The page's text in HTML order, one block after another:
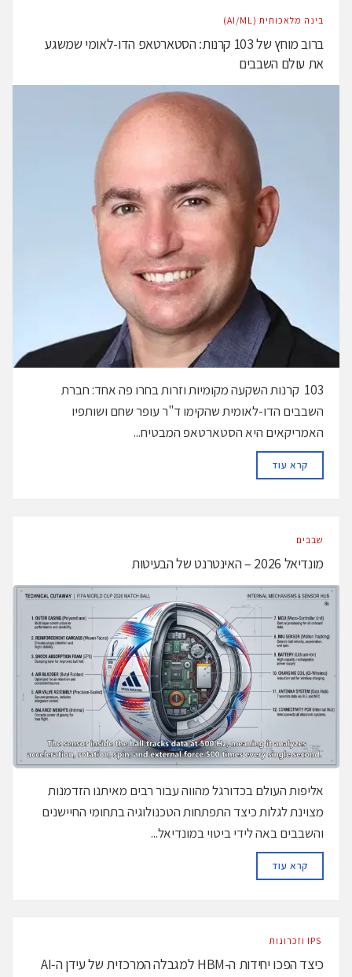
בינה מלאכותית (AI/ML)
ברוב מוחץ של 103 קרנות: הסטארטאפ הדו-לאומי שמשגע
את עולם השבבים
103 קרנות השקעה מקומיות וזרות בחרו פה אחד: חברת
השבבים הדו-לאומית שהקימו ד"ר עופר שחם ושותפיו
האמריקאים היא הסטארטאפ המבטיח...
קרא עודDETAILS
‫שבבים‬
מונדיאל 2026 – האינטרנט של הבעיטות
אליפות העולם בכדורגל מהווה עבור רבים מאיתנו הזדמנות
מצוינת לגלות כיצד התפתחות הטכנולוגיה בתחומי החיישנים
והשבבים באה לידי ביטוי במונדיאל...
קרא עודDETAILS
כיצד הפכו יחידות ה-HBM למגבלה המרכזית של עידן ה‑AI